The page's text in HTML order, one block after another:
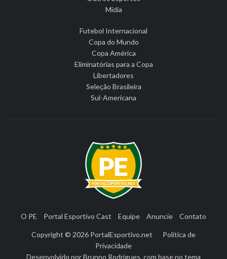
Mídia
Futebol Internacional
Copa do Mundo
Copa América
Eliminatórias para a Copa
Libertadores
Seleção Brasileira
Sul-Americana
O PE Portal Esportivo Cast Equipe Anuncie Contato
Copyright © 2026 PortalEsportivo.net
Política de
Privacidade
Desenvolvido porBrunno Rodrigues, com base no tema